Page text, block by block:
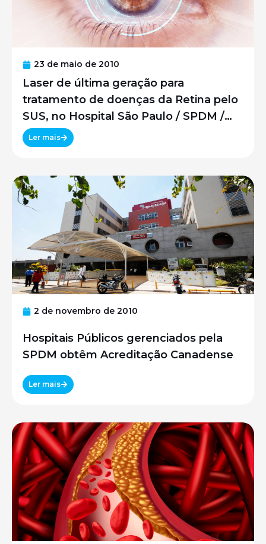
23 de maio de 2010
Laser de última geração para
tratamento de doenças da Retina pelo
SUS, no Hospital São Paulo / SPDM /
UNIFESP
Ler mais
2 de novembro de 2010
Hospitais Públicos gerenciados pela
SPDM obtêm Acreditação Canadense
Ler mais